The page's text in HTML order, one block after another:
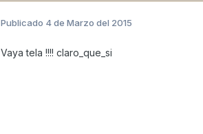
Publicado 4 de Marzo del 2015
Vaya tela !!!! claro_que_si